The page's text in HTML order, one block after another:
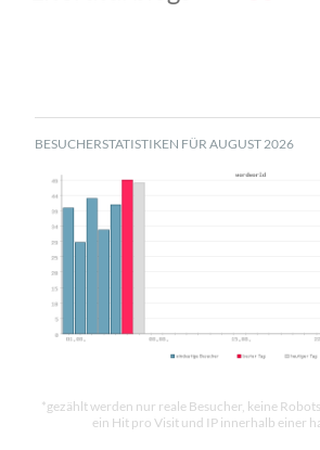
BESUCHERSTATISTIKEN FÜR AUGUST 2026
*gezählt werden nur reale Besucher, keine
ein Hit pro Visit und IP innerhalb einer